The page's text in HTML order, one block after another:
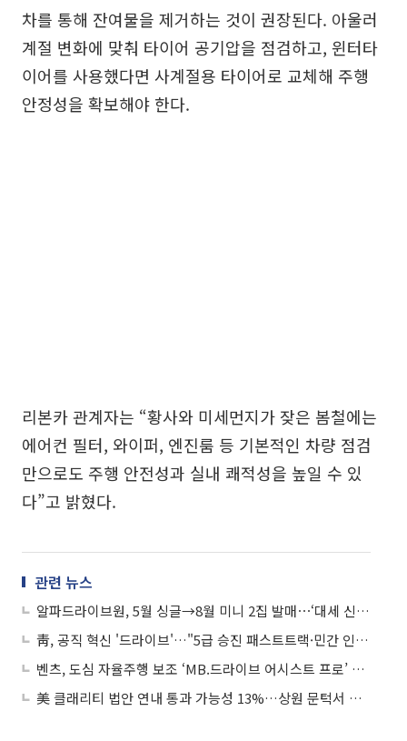
차를 통해 잔여물을 제거하는 것이 권장된다. 아울러
계절 변화에 맞춰 타이어 공기압을 점검하고, 윈터타
이어를 사용했다면 사계절용 타이어로 교체해 주행
안정성을 확보해야 한다.
리본카 관계자는 “황사와 미세먼지가 잦은 봄철에는
에어컨 필터, 와이퍼, 엔진룸 등 기본적인 차량 점검
만으로도 주행 안전성과 실내 쾌적성을 높일 수 있
다”고 밝혔다.
관련 뉴스
알파드라이브원, 5월 싱글→8월 미니 2집 발매⋯‘대세 신인’ 각인
靑, 공직 혁신 '드라이브'…"5급 승진 패스트트랙·민간 인재 연봉 상한 폐지"
벤츠, 도심 자율주행 보조 ‘MB.드라이브 어시스트 프로’ 中 선공개
美 클래리티 법안 연내 통과 가능성 13%…상원 문턱서 제동